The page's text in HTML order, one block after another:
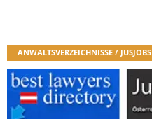
ANWALTSVERZEICHNISSE / JUSJOBS